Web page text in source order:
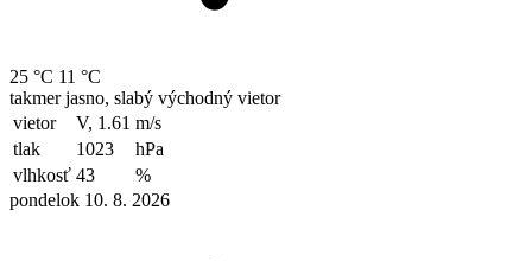
25 °C 11 °C
takmer jasno, slabý východný vietor
vietor
V, 1.61 m/s
tlak
1023
hPa
vlhkosť 43
%
pondelok 10. 8. 2026